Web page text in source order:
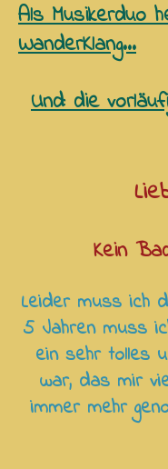
Als Musikerduo
WanderKlang...
Und: die
Kein
Leider muss ich
5 Jahren muss
ein sehr tolles
war, das mir
immer mehr